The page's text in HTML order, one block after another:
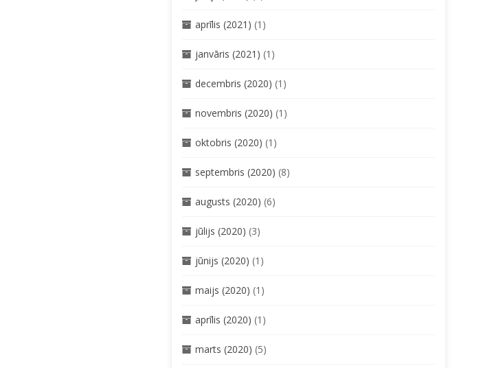
aprīlis (2021) (1)
janvāris (2021) (1)
decembris (2020) (1)
novembris (2020) (1)
oktobris (2020) (1)
septembris (2020) (8)
augusts (2020) (6)
jūlijs (2020) (3)
jūnijs (2020) (1)
maijs (2020) (1)
aprīlis (2020) (1)
marts (2020) (5)